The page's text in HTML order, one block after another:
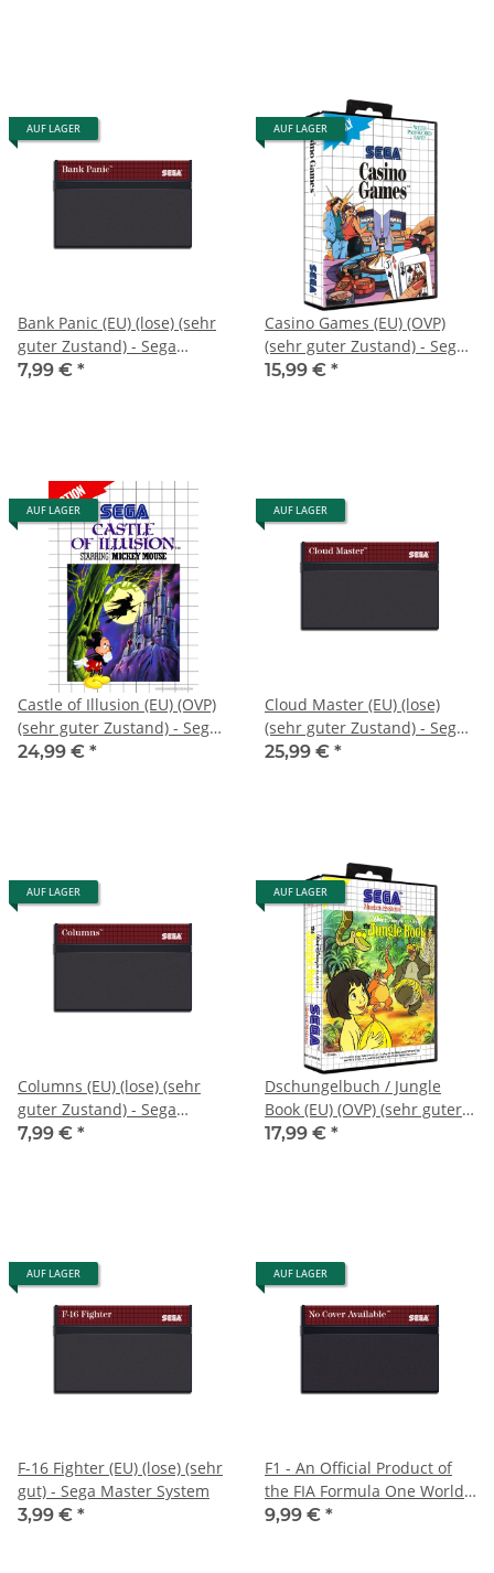
AUF LAGER
Bank Panic (EU) (lose) (sehr
guter Zustand) - Sega
Master System
7,99 € *
AUF LAGER
Casino Games (EU) (OVP)
(sehr guter Zustand) - Sega
Master System
15,99 € *
AUF LAGER
Castle of Illusion (EU) (OVP)
(sehr guter Zustand) - Sega
Master System
24,99 € *
AUF LAGER
Cloud Master (EU) (lose)
(sehr guter Zustand) - Sega
Master System
25,99 € *
AUF LAGER
Columns (EU) (lose) (sehr
guter Zustand) - Sega
Master System
7,99 € *
AUF LAGER
Dschungelbuch / Jungle
Book (EU) (OVP) (sehr guter
Zustand) - Sega Master
17,99 € *
AUF LAGER
F-16 Fighter (EU) (lose) (sehr
gut) - Sega Master System
3,99 € *
AUF LAGER
F1 - An Official Product of
the FIA Formula One World
Championship (EU) (lose)
9,99 € *